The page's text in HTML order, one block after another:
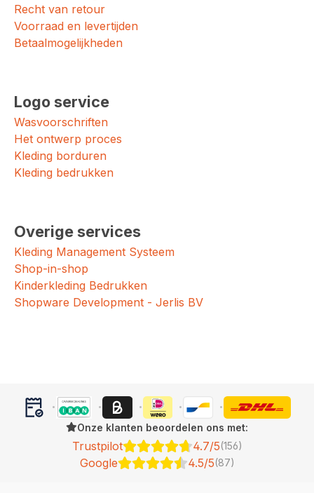
Recht van retour
Voorraad en levertijden
Betaalmogelijkheden
Logo service
Wasvoorschriften
Het ontwerp proces
Kleding borduren
Kleding bedrukken
Overige services
Kleding Management Systeem
Shop-in-shop
Kinderkleding Bedrukken
Shopware Development - Jerlis BV
Onze klanten beoordelen ons met:
Trustpilot 4.7/5(156)
Google 4.5/5(87)